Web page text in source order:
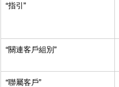
“指引”
“關連客戶組別”
“聯屬客戶”